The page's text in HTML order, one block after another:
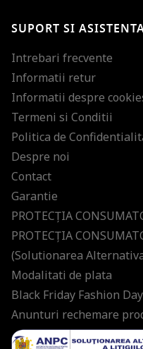
ultimele
SUPORT SI
Intrebari frecvente
Informatii retur
Informatii despre
Termeni si Conditii
Politica de
Despre noi
Contact
Garantie
PROTECŢIA
PROTECŢIA
(Solutionarea
Modalitati de plata
Black Friday Fashion
Anunturi rechemare